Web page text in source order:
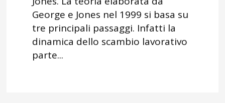
George e Jones nel 1999 si basa su
tre principali passaggi. Infatti la
dinamica dello scambio lavorativo
parte...